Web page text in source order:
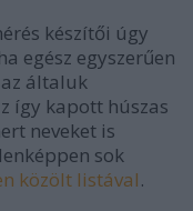
készítői úgy
egész egyszerűen
általuk
így kapott húszas
neveket is
sok
közölt listával.